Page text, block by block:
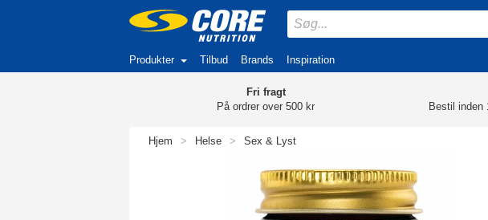
Produkter Tilbud Brands Inspiration
Fri fragt
På ordrer over 500 kr
Bestil inden
Hjem > Helse > Sex & Lyst